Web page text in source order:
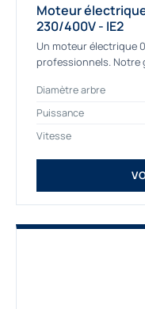
Moteur
230/400V - IE2
Un moteur électrique
professionnels. Notre
Diamètre arbre
Puissance
Vitesse